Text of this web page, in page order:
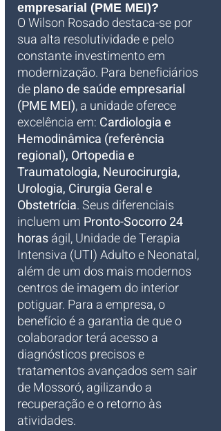
empresarial (PME MEI)?
O Wilson Rosado destaca-se por
sua alta resolutividade e pelo
constante investimento em
modernização. Para beneficiários
de plano de saúde empresarial
(PME MEI), a unidade oferece
excelência em: Cardiologia e
Hemodinâmica (referência
regional), Ortopedia e
Traumatologia, Neurocirurgia,
Urologia, Cirurgia Geral e
Obstetrícia. Seus diferenciais
incluem um Pronto-Socorro 24
horas ágil, Unidade de Terapia
Intensiva (UTI) Adulto e Neonatal,
além de um dos mais modernos
centros de imagem do interior
potiguar. Para a empresa, o
benefício é a garantia de que o
colaborador terá acesso a
diagnósticos precisos e
tratamentos avançados sem sair
de Mossoró, agilizando a
recuperação e o retorno às
atividades.